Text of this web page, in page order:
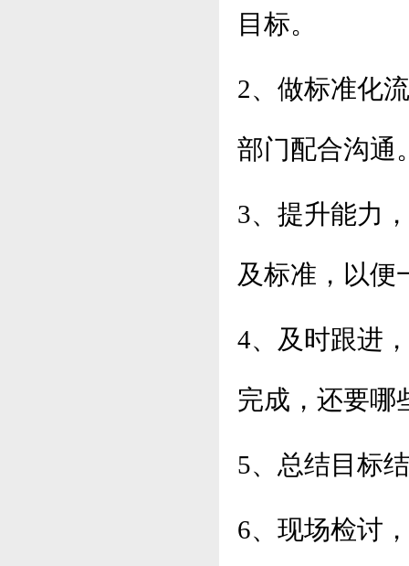
目标。
2、做标准化
部门配合沟通
3、提升能力
及标准，以便
4、及时跟进
完成，还要哪
5、总结目标
6、现场检讨